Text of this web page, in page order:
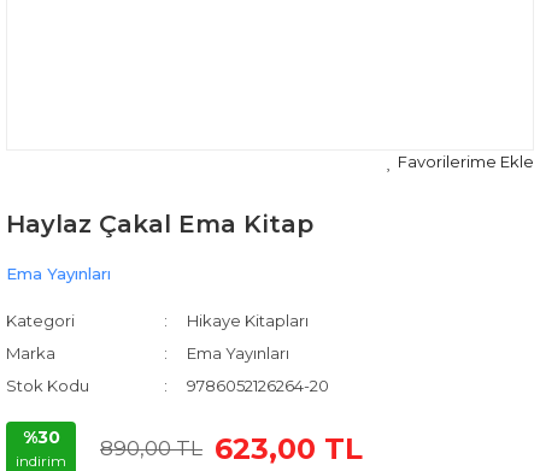
Haylaz Çakal Ema Kitap
Ema Yayınları
Kategori
Hikaye Kitapları
Marka
Ema Yayınları
Stok Kodu
9786052126264-20
%30
indirim
890,00 TL 623,00 TL